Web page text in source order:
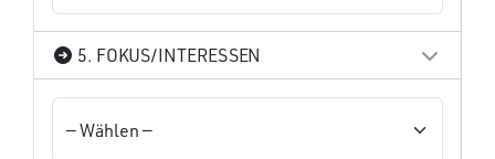
5. FOKUS/INTERESSEN